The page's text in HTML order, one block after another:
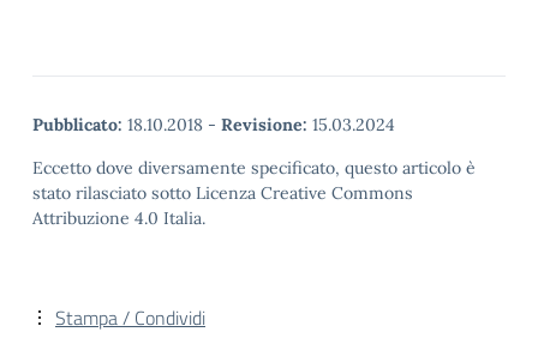
Pubblicato: 18.10.2018 - Revisione: 15.03.2024
Eccetto dove diversamente specificato, questo articolo è
stato rilasciato sotto Licenza Creative Commons
Attribuzione 4.0 Italia.
Stampa / Condividi